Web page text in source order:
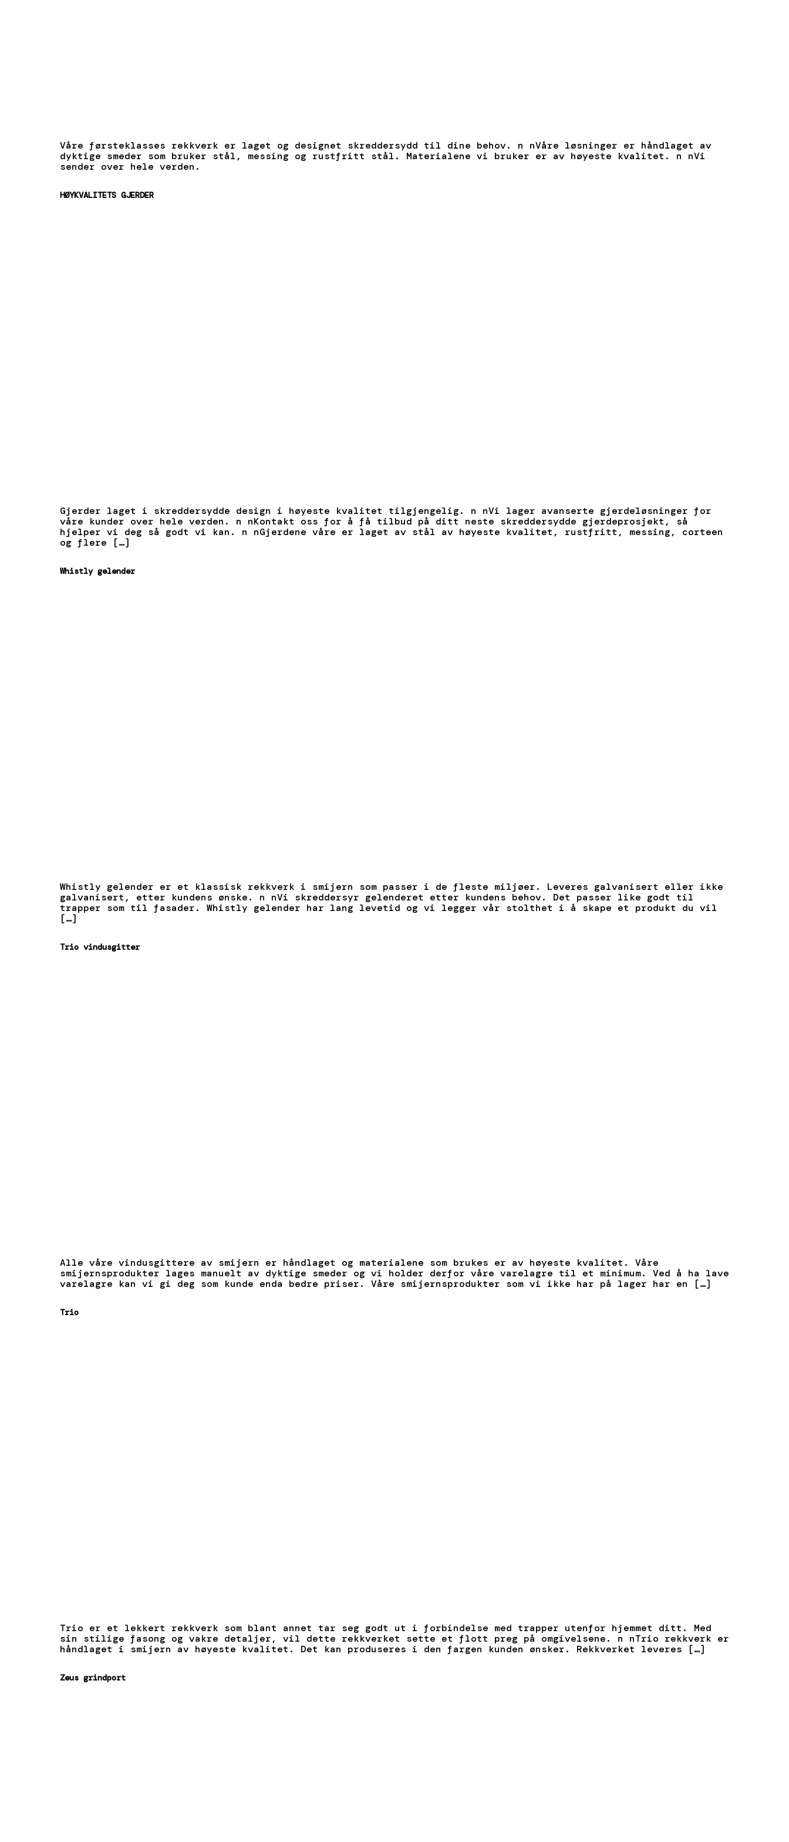
Våre førsteklasses rekkverk er laget og designet skreddersydd til dine behov. n nVåre løsninger er håndlaget av
dyktige smeder som bruker stål, messing og rustfritt stål. Materialene vi bruker er av høyeste kvalitet. n nVi
sender over hele verden.
HØYKVALITETS GJERDER
Gjerder laget i skreddersydde design i høyeste kvalitet tilgjengelig. n nVi lager avanserte gjerdeløsninger for
våre kunder over hele verden. n nKontakt oss for å få tilbud på ditt neste skreddersydde gjerdeprosjekt, så
hjelper vi deg så godt vi kan. n nGjerdene våre er laget av stål av høyeste kvalitet, rustfritt, messing, corteen
og flere […]
Whistly gelender
Whistly gelender er et klassisk rekkverk i smijern som passer i de fleste miljøer. Leveres galvanisert eller ikke
galvanisert, etter kundens ønske. n nVi skreddersyr gelenderet etter kundens behov. Det passer like godt til
trapper som til fasader. Whistly gelender har lang levetid og vi legger vår stolthet i å skape et produkt du vil
[…]
Trio vindusgitter
Alle våre vindusgittere av smijern er håndlaget og materialene som brukes er av høyeste kvalitet. Våre
smijernsprodukter lages manuelt av dyktige smeder og vi holder derfor våre varelagre til et minimum. Ved å ha lave
varelagre kan vi gi deg som kunde enda bedre priser. Våre smijernsprodukter som vi ikke har på lager har en […]
Trio
Trio er et lekkert rekkverk som blant annet tar seg godt ut i forbindelse med trapper utenfor hjemmet ditt. Med
sin stilige fasong og vakre detaljer, vil dette rekkverket sette et flott preg på omgivelsene. n nTrio rekkverk er
håndlaget i smijern av høyeste kvalitet. Det kan produseres i den fargen kunden ønsker. Rekkverket leveres […]
Zeus grindport